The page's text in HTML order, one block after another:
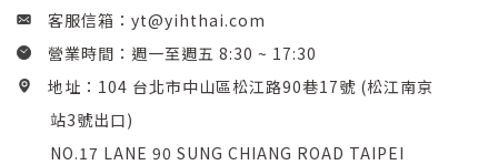
客服信箱： yt@yihthai.com
營業時間：週一至週五 8:30 ~ 17:30
地址：104 台北市中山區松江路90巷17號 (松江南京
站3號出口)
NO.17 LANE 90 SUNG CHIANG ROAD TAIPEI